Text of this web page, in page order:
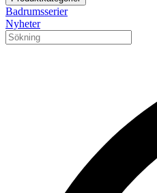
Badrumsserier
Nyheter